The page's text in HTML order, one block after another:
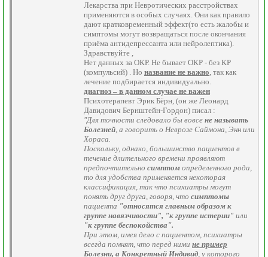
Лекарства при Невротических расстройствах
применяются в особых случаях. Они как правило
дают кратковременный эффект(то есть жалобы и
симптомы могут возвращаться после окончания
приёма антидепрессанта или нейролептика).
Здравствуйте ,
Нет данных за ОКР. Не бывает ОКР - без КР
(компульсий) . Но название не важно, так как
лечение подбирается индивидуально.
диагноз – в данном случае не важен
Психотерапевт Эрик Бёрн, (он же Леонард
Давидович Бернштейн-Гордон) писал :
"Для точности следовало бы вовсе не называть
Болезней, а говорить о Неврозе Саймона, Энн или
Хораса.
Поскольку, однако, большинство пациентов в
течение длительного времени проявляют
предпочтительно симптом определенного рода,
то для удобства применяется некоторая
классификация, так что психиатры могут
понять друг друга, говоря, что симптомы
пациента "относятся главным образом к
группе навязчивости", "к группе истерии" или
"к группе беспокойства".
При этом, имея дело с пациентом, психиатры
всегда помнят, что перед ними не пример
Болезни, а Конкретный Индивид, у которого